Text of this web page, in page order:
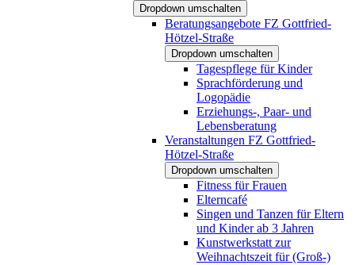
Dropdown umschalten
Beratungsangebote FZ Gottfried-
Hötzel-Straße
Dropdown umschalten
Tagespflege für Kinder
Sprachförderung und
Logopädie
Erziehungs-, Paar- und
Lebensberatung
Veranstaltungen FZ Gottfried-
Hötzel-Straße
Dropdown umschalten
Fitness für Frauen
Elterncafé
Singen und Tanzen für Eltern
und Kinder ab 3 Jahren
Kunstwerkstatt zur
Weihnachtszeit für (Groß-)